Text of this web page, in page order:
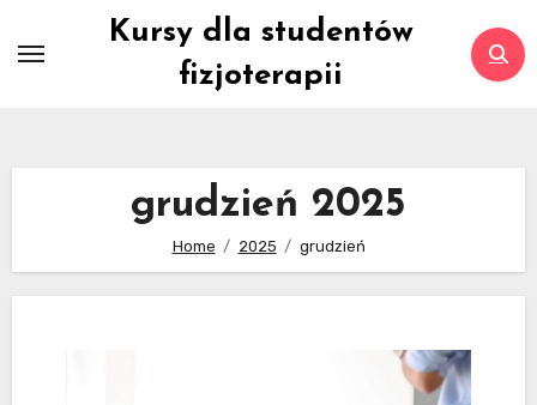
Kursy dla studentów
fizjoterapii
grudzień 2025
Home 2025 grudzień